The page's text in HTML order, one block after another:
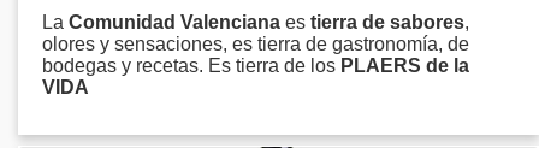
La Comunidad Valenciana es tierra de sabores,
olores y sensaciones, es tierra de gastronomía, de
bodegas y recetas. Es tierra de los PLAERS de la
VIDA